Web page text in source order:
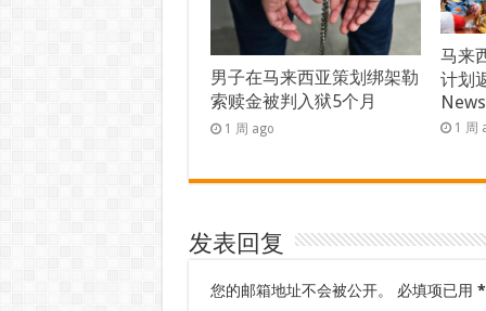
男子在马来西亚策划绑架勒
索赎金被判入狱5个月
1 周 ago
马来
计划
News
1 周
发表回复
您的邮箱地址不会被公开。 必填项已用 *